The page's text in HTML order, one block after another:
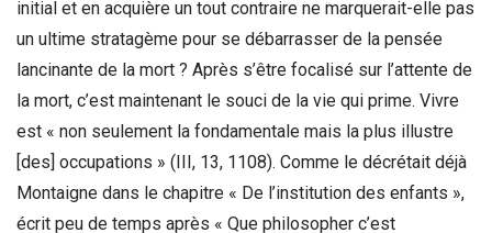
initial et en acquière un tout contraire ne marquerait-elle pas
un ultime stratagème pour se débarrasser de la pensée
lancinante de la mort ? Après s’être focalisé sur l’attente de
la mort, c’est maintenant le souci de la vie qui prime. Vivre
est « non seulement la fondamentale mais la plus illustre
[des] occupations » (III, 13, 1108). Comme le décrétait déjà
Montaigne dans le chapitre « De l’institution des enfants »,
écrit peu de temps après « Que philosopher c’est